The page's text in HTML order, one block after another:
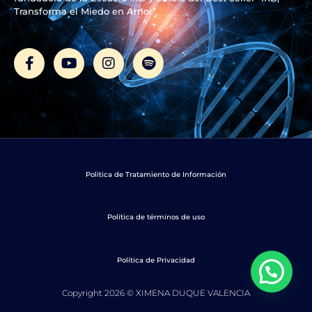
Transforma el Miedo en Amor”.
a
c
e
k
Y
o
u
t
u
I
n
s
t
a
g
r
a
S
p
o
t
i
f
y
Copyright 2026 © XIMENA DUQUE VALENCIA
Política de Privacidad
Política de términos de uso
Política de Tratamiento de Información